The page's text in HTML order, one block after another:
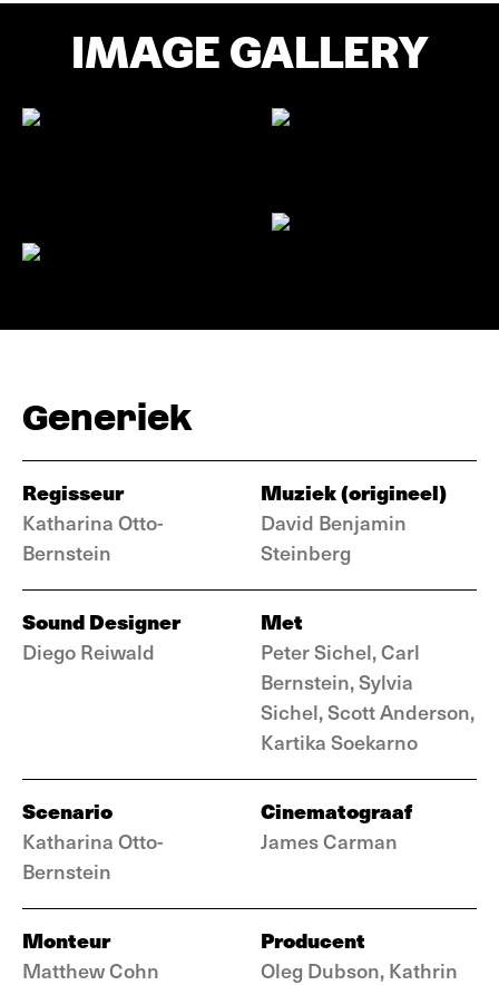
IMAGE GALLERY
Generiek
Regisseur
Katharina Otto-
Bernstein
Muziek (origineel)
David Benjamin
Steinberg
Sound Designer
Diego Reiwald
Met
Peter Sichel, Carl
Bernstein, Sylvia
Sichel, Scott Anderson,
Kartika Soekarno
Scenario
Katharina Otto-
Bernstein
Cinematograaf
James Carman
Monteur
Matthew Cohn
Producent
Oleg Dubson, Kathrin